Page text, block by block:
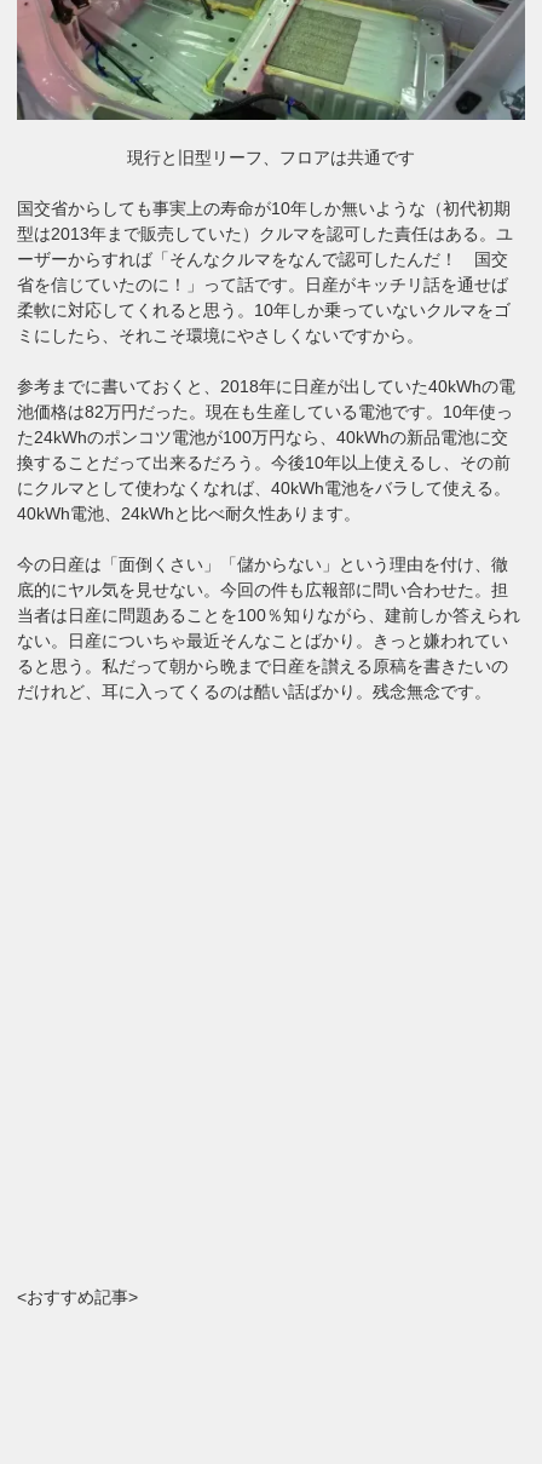
現行と旧型リーフ、フロアは共通です
国交省からしても事実上の寿命が10年しか無いような（初代初期
型は2013年まで販売していた）クルマを認可した責任はある。ユ
ーザーからすれば「そんなクルマをなんで認可したんだ！ 国交
省を信じていたのに！」って話です。日産がキッチリ話を通せば
柔軟に対応してくれると思う。10年しか乗っていないクルマをゴ
ミにしたら、それこそ環境にやさしくないですから。
参考までに書いておくと、2018年に日産が出していた40kWhの電
池価格は82万円だった。現在も生産している電池です。10年使っ
た24kWhのポンコツ電池が100万円なら、40kWhの新品電池に交
換することだって出来るだろう。今後10年以上使えるし、その前
にクルマとして使わなくなれば、40kWh電池をバラして使える。
40kWh電池、24kWhと比べ耐久性あります。
今の日産は「面倒くさい」「儲からない」という理由を付け、徹
底的にヤル気を見せない。今回の件も広報部に問い合わせた。担
当者は日産に問題あることを100％知りながら、建前しか答えられ
ない。日産についちゃ最近そんなことばかり。きっと嫌われてい
ると思う。私だって朝から晩まで日産を讃える原稿を書きたいの
だけれど、耳に入ってくるのは酷い話ばかり。残念無念です。
<おすすめ記事>